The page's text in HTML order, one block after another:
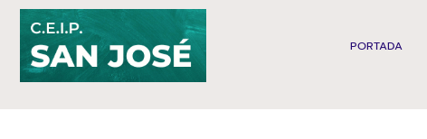
contenido
PORTADA